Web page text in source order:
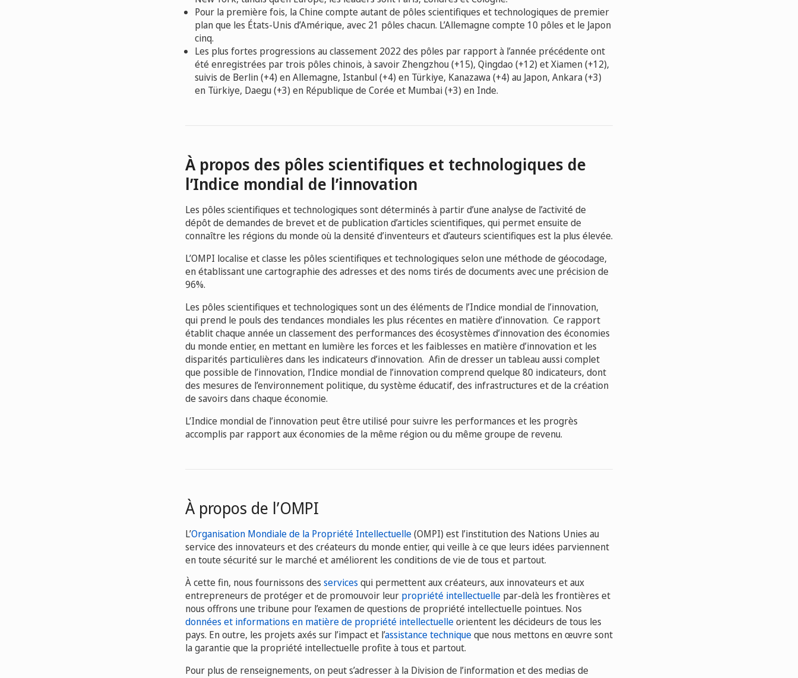
Pour la première fois, la Chine compte autant de pôles scientifiques et technologiques de premier
plan que les États-Unis d’Amérique, avec 21 pôles chacun. L’Allemagne compte 10 pôles et le Japon
cinq.
Les plus fortes progressions au classement 2022 des pôles par rapport à l’année précédente ont
été enregistrées par trois pôles chinois, à savoir Zhengzhou (+15), Qingdao (+12) et Xiamen (+12),
suivis de Berlin (+4) en Allemagne, Istanbul (+4) en Türkiye, Kanazawa (+4) au Japon, Ankara (+3)
en Türkiye, Daegu (+3) en République de Corée et Mumbai (+3) en Inde.
À propos des pôles scientifiques et technologiques de
l’Indice mondial de l’innovation
Les pôles scientifiques et technologiques sont déterminés à partir d’une analyse de l’activité de
dépôt de demandes de brevet et de publication d’articles scientifiques, qui permet ensuite de
connaître les régions du monde où la densité d’inventeurs et d’auteurs scientifiques est la plus élevée.
L’OMPI localise et classe les pôles scientifiques et technologiques selon une méthode de géocodage,
en établissant une cartographie des adresses et des noms tirés de documents avec une précision de
96%.
Les pôles scientifiques et technologiques sont un des éléments de l’Indice mondial de l’innovation,
qui prend le pouls des tendances mondiales les plus récentes en matière d’innovation. Ce rapport
établit chaque année un classement des performances des écosystèmes d’innovation des économies
du monde entier, en mettant en lumière les forces et les faiblesses en matière d’innovation et les
disparités particulières dans les indicateurs d’innovation. Afin de dresser un tableau aussi complet
que possible de l’innovation, l’Indice mondial de l’innovation comprend quelque 80 indicateurs, dont
des mesures de l’environnement politique, du système éducatif, des infrastructures et de la création
de savoirs dans chaque économie.
L’Indice mondial de l’innovation peut être utilisé pour suivre les performances et les progrès
accomplis par rapport aux économies de la même région ou du même groupe de revenu.
À propos de l’OMPI
L’Organisation Mondiale de la Propriété Intellectuelle(OMPI) est l’institution des Nations Unies au
service des innovateurs et des créateurs du monde entier, qui veille à ce que leurs idées parviennent
en toute sécurité sur le marché et améliorent les conditions de vie de tous et partout.
À cette fin, nous fournissons des services qui permettent aux créateurs, aux innovateurs et aux
entrepreneurs de protéger et de promouvoir leur propriété intellectuelle par-delà les frontières et
nous offrons une tribune pour l’examen de questions de propriété intellectuelle pointues. Nos
données et informations en matière de propriété intellectuelleorientent les décideurs de tous les
pays. En outre, les projets axés sur l’impact et l’assistance techniqueque nous mettons en œuvre sont
la garantie que la propriété intellectuelle profite à tous et partout.
Pour plus de renseignements, on peut s’adresser à la Division de l’information et des medias de